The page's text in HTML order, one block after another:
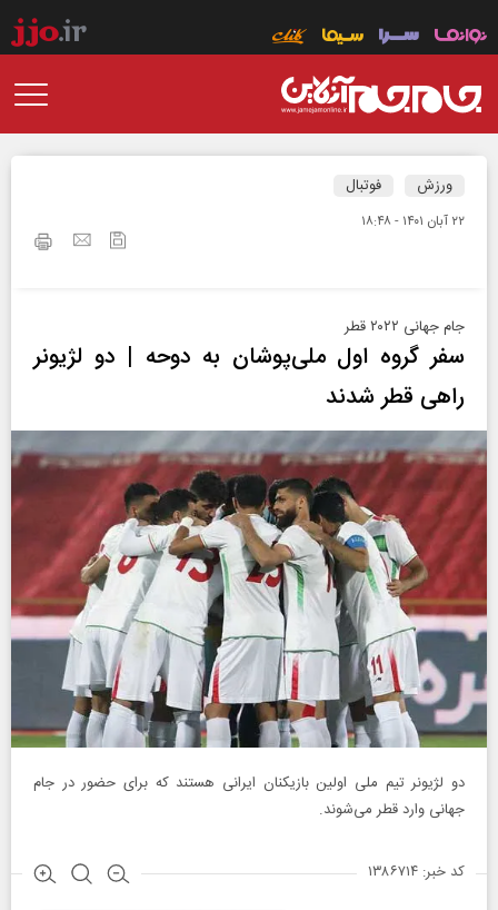
ورزش فوتبال
۲۲ آبان ۱۴۰۱ - ۱۸:۴۸
جام جهانی ۲۰۲۲ قطر
سفر گروه اول ملی‌پوشان به دوحه | دو لژیونر
راهی قطر شدند
دو لژیونر تیم ملی اولین بازیکنان ایرانی هستند که برای حضور در جام
جهانی وارد قطر می‌شوند.
کد خبر: ۱۳۸۶۷۱۴